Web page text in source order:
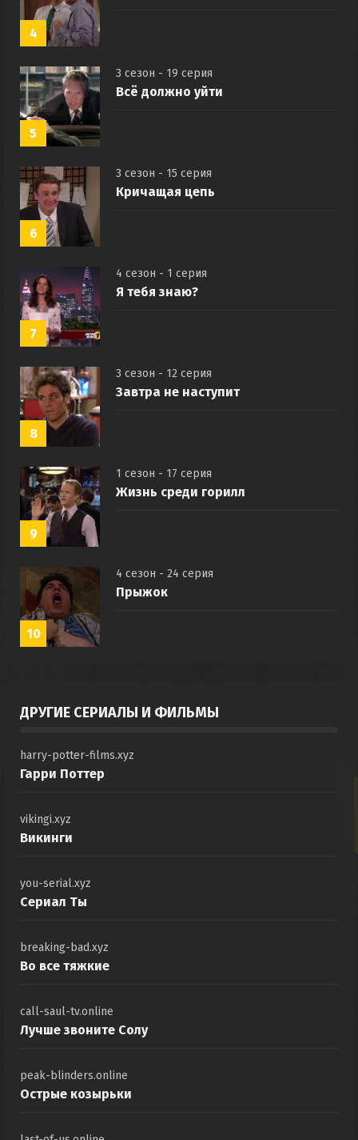
4
5
3 сезон - 19 серия
Всё должно уйти
6
3 сезон - 15 серия
Кричащая цепь
7
4 сезон - 1 серия
Я тебя знаю?
8
3 сезон - 12 серия
Завтра не наступит
9
1 сезон - 17 серия
Жизнь среди горилл
10
4 сезон - 24 серия
Прыжок
ДРУГИЕ СЕРИАЛЫ И ФИЛЬМЫ
harry-potter-films.xyz
Гарри Поттер
vikingi.xyz
Викинги
you-serial.xyz
Сериал Ты
breaking-bad.xyz
Во все тяжкие
call-saul-tv.online
Лучше звоните Солу
peak-blinders.online
Острые козырьки